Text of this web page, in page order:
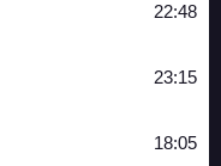
22:48
23:15
18:05